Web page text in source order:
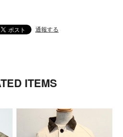
通報する
ITEMS